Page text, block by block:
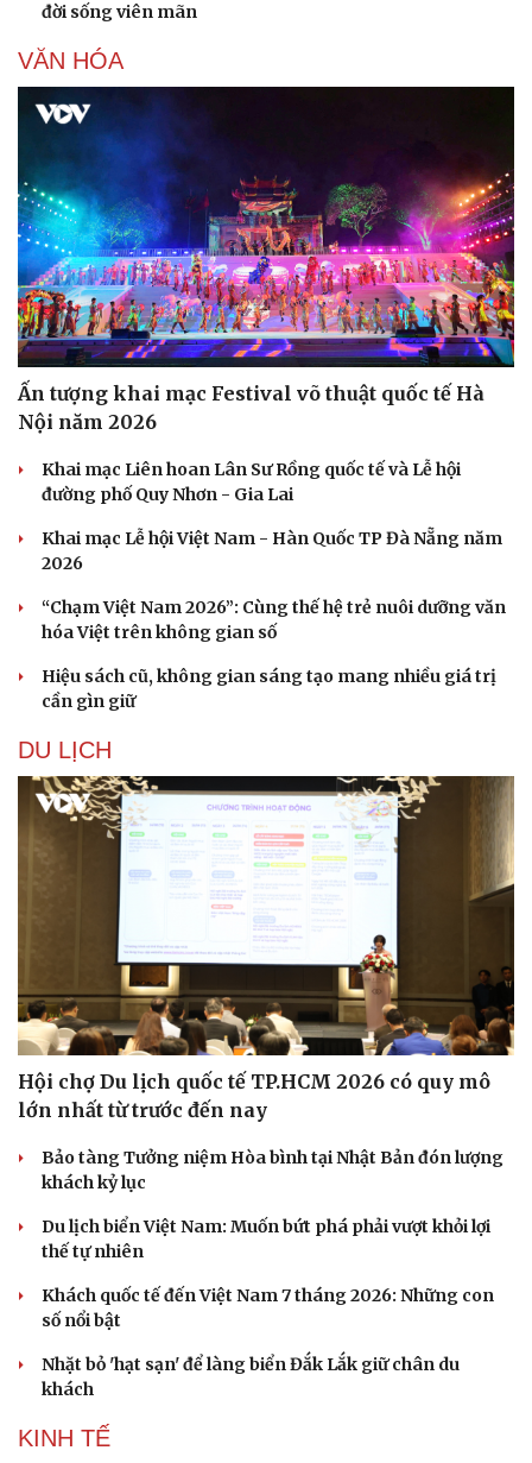
Văn hóa
Sân khấu - Điện ảnh
Văn học
Di sản
Nghệ sĩ
Thời trang
Sao Việt
đời sống viên mãn
VĂN HÓA
Ấn tượng khai mạc Festival võ thuật quốc tế Hà
Nội năm 2026
Khai mạc Liên hoan Lân Sư Rồng quốc tế và Lễ hội
đường phố Quy Nhơn - Gia Lai
Khai mạc Lễ hội Việt Nam - Hàn Quốc TP Đà Nẵng năm
2026
“Chạm Việt Nam 2026”: Cùng thế hệ trẻ nuôi dưỡng văn
hóa Việt trên không gian số
Hiệu sách cũ, không gian sáng tạo mang nhiều giá trị
cần gìn giữ
DU LỊCH
Hội chợ Du lịch quốc tế TP.HCM 2026 có quy mô
lớn nhất từ trước đến nay
Bảo tàng Tưởng niệm Hòa bình tại Nhật Bản đón lượng
khách kỷ lục
Du lịch biển Việt Nam: Muốn bứt phá phải vượt khỏi lợi
thế tự nhiên
Khách quốc tế đến Việt Nam 7 tháng 2026: Những con
số nổi bật
Nhặt bỏ 'hạt sạn' để làng biển Đắk Lắk giữ chân du
khách
KINH TẾ